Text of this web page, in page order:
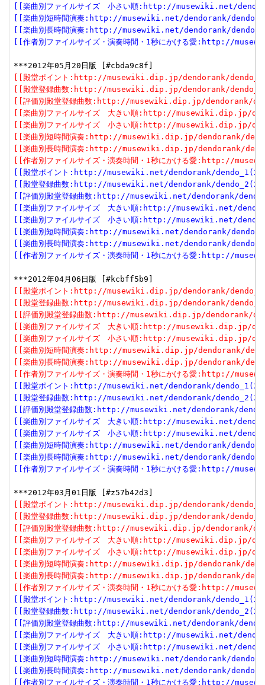
[[楽曲別ファイルサイズ　小さい順:http://musewiki.net/
[[楽曲別短時間演奏:http://musewiki.net/dendorank/
[[楽曲別長時間演奏:http://musewiki.net/dendorank/
[[作者別ファイルサイズ・演奏時間・1秒にかける愛:http://
[[殿堂ポイント:http://musewiki.dip.jp/dendorank/
[[殿堂登録曲数:http://musewiki.dip.jp/dendorank/
[[評価別殿堂登録曲数:http://musewiki.dip.jp/dendorank/
[[楽曲別ファイルサイズ　大きい順:http://musewiki.dip.jp/
[[楽曲別ファイルサイズ　小さい順:http://musewiki.dip.jp/
[[楽曲別短時間演奏:http://musewiki.dip.jp/dendorank/
[[楽曲別長時間演奏:http://musewiki.dip.jp/dendorank/
[[作者別ファイルサイズ・演奏時間・1秒にかける愛:http://
[[殿堂ポイント:http://musewiki.net/dendorank/
[[殿堂登録曲数:http://musewiki.net/dendorank/
[[評価別殿堂登録曲数:http://musewiki.net/dendorank/
[[楽曲別ファイルサイズ　大きい順:http://musewiki.net/
[[楽曲別ファイルサイズ　小さい順:http://musewiki.net/
[[楽曲別短時間演奏:http://musewiki.net/dendorank/
[[楽曲別長時間演奏:http://musewiki.net/dendorank/
[[作者別ファイルサイズ・演奏時間・1秒にかける愛:http://
[[殿堂ポイント:http://musewiki.dip.jp/dendorank/
[[殿堂登録曲数:http://musewiki.dip.jp/dendorank/
[[評価別殿堂登録曲数:http://musewiki.dip.jp/dendorank/
[[楽曲別ファイルサイズ　大きい順:http://musewiki.dip.jp/
[[楽曲別ファイルサイズ　小さい順:http://musewiki.dip.jp/
[[楽曲別短時間演奏:http://musewiki.dip.jp/dendorank/
[[楽曲別長時間演奏:http://musewiki.dip.jp/dendorank/
[[作者別ファイルサイズ・演奏時間・1秒にかける愛:http://
[[殿堂ポイント:http://musewiki.net/dendorank/
[[殿堂登録曲数:http://musewiki.net/dendorank/
[[評価別殿堂登録曲数:http://musewiki.net/dendorank/
[[楽曲別ファイルサイズ　大きい順:http://musewiki.net/
[[楽曲別ファイルサイズ　小さい順:http://musewiki.net/
[[楽曲別短時間演奏:http://musewiki.net/dendorank/
[[楽曲別長時間演奏:http://musewiki.net/dendorank/
[[作者別ファイルサイズ・演奏時間・1秒にかける愛:http://
[[殿堂ポイント:http://musewiki.dip.jp/dendorank/
[[殿堂登録曲数:http://musewiki.dip.jp/dendorank/
[[評価別殿堂登録曲数:http://musewiki.dip.jp/dendorank/
[[楽曲別ファイルサイズ　大きい順:http://musewiki.dip.jp/
[[楽曲別ファイルサイズ　小さい順:http://musewiki.dip.jp/
[[楽曲別短時間演奏:http://musewiki.dip.jp/dendorank/
[[楽曲別長時間演奏:http://musewiki.dip.jp/dendorank/
[[作者別ファイルサイズ・演奏時間・1秒にかける愛:http://
[[殿堂ポイント:http://musewiki.net/dendorank/
[[殿堂登録曲数:http://musewiki.net/dendorank/
[[評価別殿堂登録曲数:http://musewiki.net/dendorank/
[[楽曲別ファイルサイズ　大きい順:http://musewiki.net/
[[楽曲別ファイルサイズ　小さい順:http://musewiki.net/
[[楽曲別短時間演奏:http://musewiki.net/dendorank/
[[楽曲別長時間演奏:http://musewiki.net/dendorank/
[[作者別ファイルサイズ・演奏時間・1秒にかける愛:http://